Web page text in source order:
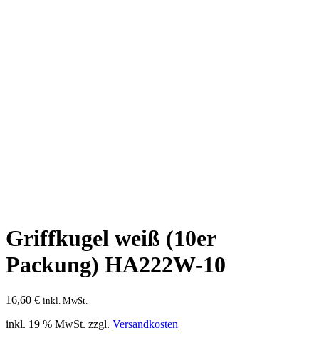
Griffkugel weiß (10er
Packung) HA222W-10
16,60 € inkl. MwSt.
inkl. 19 % MwSt. zzgl. Versandkosten